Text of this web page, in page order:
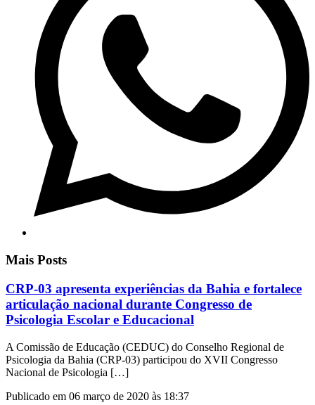
Mais Posts
CRP-03 apresenta experiências da Bahia e fortalece
articulação nacional durante Congresso de
Psicologia Escolar e Educacional
A Comissão de Educação (CEDUC) do Conselho Regional de
Psicologia da Bahia (CRP-03) participou do XVII Congresso
Nacional de Psicologia […]
Publicado em 06 março de 2020 às 18:37